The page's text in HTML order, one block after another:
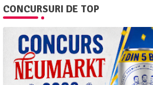
CONCURSURI DE TOP